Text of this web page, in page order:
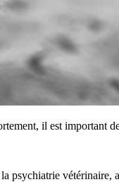
il est important
psychiatrie